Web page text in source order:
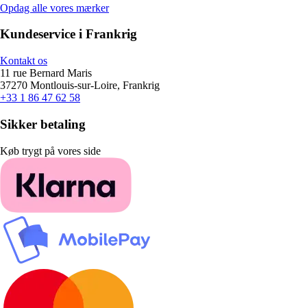
Opdag alle vores mærker
Kundeservice i Frankrig
Kontakt os
11 rue Bernard Maris
37270 Montlouis-sur-Loire, Frankrig
+33 1 86 47 62 58
Sikker betaling
Køb trygt på vores side